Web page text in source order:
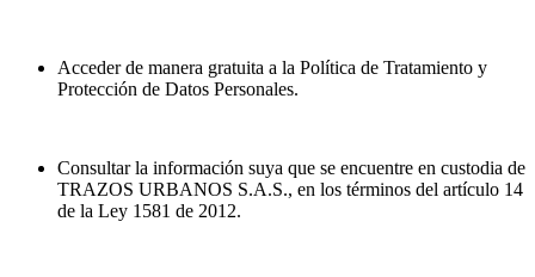
Acceder de manera gratuita a la Política de Tratamiento y
Protección de Datos Personales.
Consultar la información suya que se encuentre en custodia de
TRAZOS URBANOS S.A.S., en los términos del artículo 14
de la Ley 1581 de 2012.